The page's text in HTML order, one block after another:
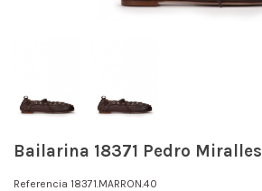
Bailarina 18371 Pedro Miralles
Referencia 18371.MARRON.40